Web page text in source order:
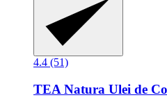
4.4 (51)
TEA Natura Ulei de